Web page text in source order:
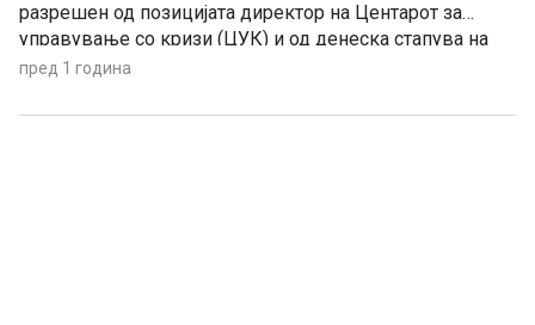
разрешен од позицијата директор на Центарот за
управување со кризи (ЦУК) и од денеска стапува на
новата функција најави спојување на ЦУК и на ДЗС во
покажат амбиција за жестока, напорна и
пред 1 година